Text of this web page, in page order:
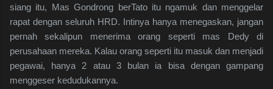
siang itu, Mas Gondrong berTato itu ngamuk dan menggelar
rapat dengan seluruh HRD. Intinya hanya menegaskan, jangan
pernah sekalipun menerima orang seperti mas Dedy di
perusahaan mereka. Kalau orang seperti itu masuk dan menjadi
pegawai, hanya 2 atau 3 bulan ia bisa dengan gampang
menggeser kedudukannya.